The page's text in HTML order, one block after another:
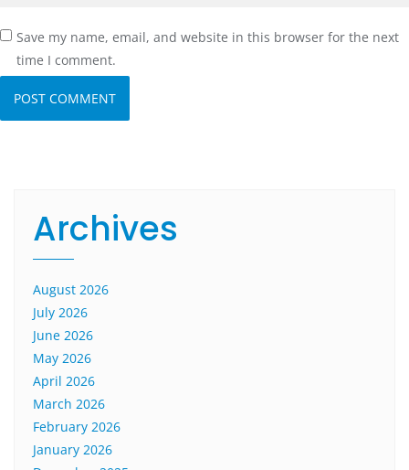
Save my name, email, and website in this browser for the next
time I comment.
Archives
August 2026
July 2026
June 2026
May 2026
April 2026
March 2026
February 2026
January 2026